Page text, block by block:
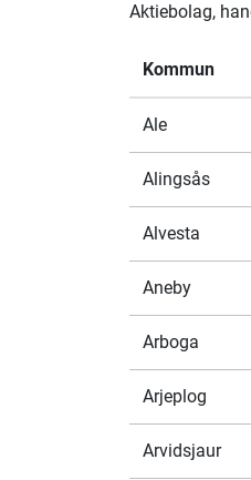
Aktiebolag,
Kommun
Ale
Alingsås
Alvesta
Aneby
Arboga
Arjeplog
Arvidsjaur